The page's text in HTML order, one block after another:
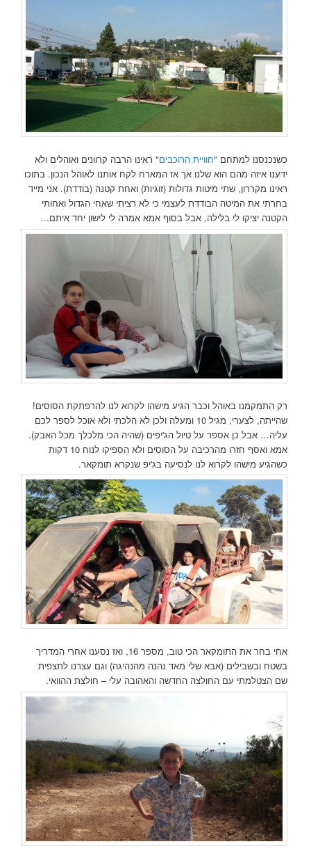
כשנכנסנו למתחם "חוויית הרוכבים" ראינו הרבה קרוונים ואוהלים ולא
ידענו איזה מהם הוא שלנו אך אז המארח לקח אותנו לאוהל הנכון. בתוכו
ראינו מקררון, שתי מיטות גדולות (זוגיות) ואחת קטנה (בודדת). אני מייד
בחרתי את המיטה הבודדת לעצמי כי לא רציתי שאחי הגדול ואחותי
הקטנה יציקו לי בלילה, אבל בסוף אמא אמרה לי לישון יחד איתם…
רק התמקמנו באוהל וכבר הגיע מישהו לקרוא לנו להרפתקת הסוסים!
שהייתה, לצערי, מגיל 10 ומעלה ולכן לא הלכתי ולא אוכל לספר לכם
עליה… אבל כן אספר על טיול הג'יפים (שהיה הכי מלכלך מכל האבק).
אמא ואסף חזרו מהרכיבה על הסוסים ולא הספיקו לנוח 10 דקות
כשהגיע מישהו לקרוא לנו לנסיעה בג'יפ שנקרא תומקאר.
אחי בחר את התומקאר הכי טוב, מספר 16, ואז נסענו אחרי המדריך
בשטח ובשבילים (אבא שלי מאד נהנה מהנהיגה) וגם עצרנו לתצפית
שם הצטלמתי עם החולצה החדשה והאהובה עלי – חולצת ההוואי.